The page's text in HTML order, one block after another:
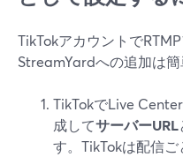
TikTokアカウントで
StreamYardへの追加は簡
TikTokでLive
成してサーバーURL
す。TikTokは配信ご